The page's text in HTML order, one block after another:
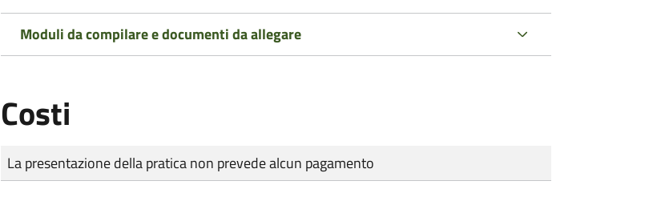
Moduli da compilare e documenti da allegare
Costi
Tipo di pagamento
Importo
La presentazione della pratica non prevede alcun pagamento